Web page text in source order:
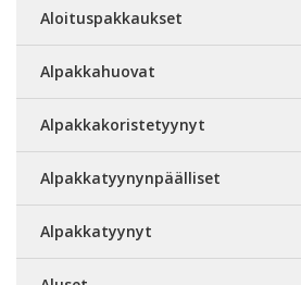
Aloituspakkaukset
Alpakkahuovat
Alpakkakoristetyynyt
Alpakkatyynynpäälliset
Alpakkatyynyt